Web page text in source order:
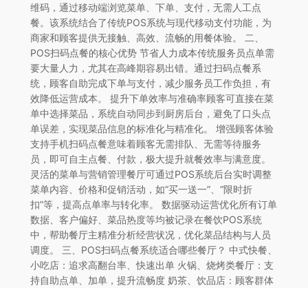
维码，通过移动端浏览菜单、下单、支付，无需人工点
餐。该系统结合了传统POS系统与现代移动支付功能，为
商家和顾客提供无接触、高效、流畅的用餐体验。 二、
POS扫码点餐的核心优势 节省人力成本传统服务员点单需
要大量人力，尤其在高峰期容易出错。通过扫码点餐系
统，顾客自助完成下单与支付，减少服务员工作负担，有
效降低运营成本。 提升下单效率与准确率顾客可直接在菜
单中选择菜品，系统自动同步到厨房后台，避免了口头点
单误差，实现菜品信息的标准化与精准化。 增强顾客体验
支持手机扫码点餐意味着顾客无需排队、无需等待服务
员，即可自主点餐、付款，极大提升就餐效率与满意度。
灵活的菜单与营销管理餐厅可通过POS系统后台实时调整
菜单内容、价格和促销活动，如“买一送一”、“限时折
扣”等，提高点单率与转化率。 数据驱动运营优化所有订单
数据、客户偏好、菜品热度等均被记录在餐饮POS系统
中，帮助餐厅主精准分析经营状况，优化菜品结构与人员
调度。 三、POS扫码点餐系统适合哪些餐厅？ 中式快餐、
小吃店：追求高翻台率、快速出单 火锅、烧烤类餐厅：支
持自助点单、加单，提升流畅度 奶茶、饮品店：顾客群体